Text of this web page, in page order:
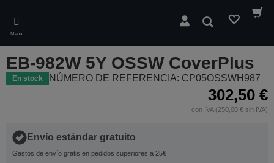
main
content
Menú
Buscar
EB-982W 5Y OSSW CoverPlus
En stock NÚMERO DE REFERENCIA: CP05OSSWH987
302,50 €
con IVA (250,00 € sin IVA)
Envío estándar gratuito
Gastos de envío gratis en pedidos superiores a 25€